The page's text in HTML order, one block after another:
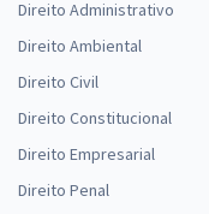
Direito Administrativo
Direito Ambiental
Direito Civil
Direito Constitucional
Direito Empresarial
Direito Penal